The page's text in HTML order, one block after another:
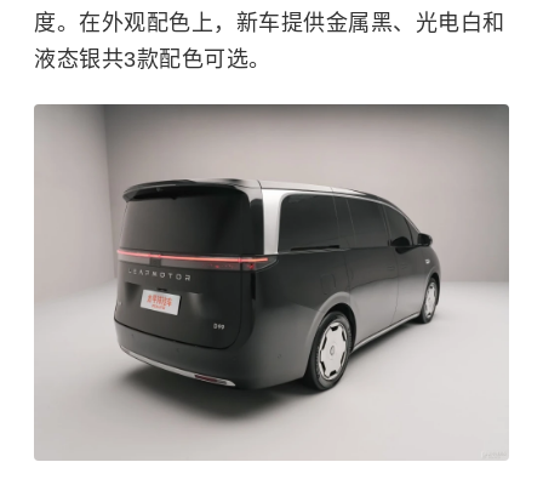
度。在外观配色上，新车提供金属黑、光电白和
液态银共3款配色可选。